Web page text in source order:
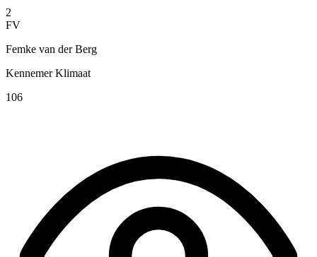
2
FV
Femke van der Berg
Kennemer Klimaat
106